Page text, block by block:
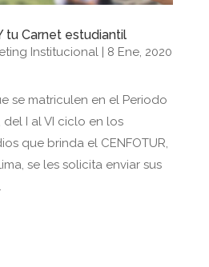
tu Carnet estudiantil
Institucional| 8 Ene, 2020
se matriculen en el Periodo
I al VI ciclo en los
que brinda el CENFOTUR,
se les solicita enviar sus